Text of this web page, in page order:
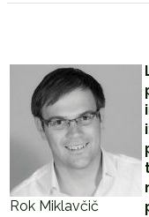
Rok Miklavčič